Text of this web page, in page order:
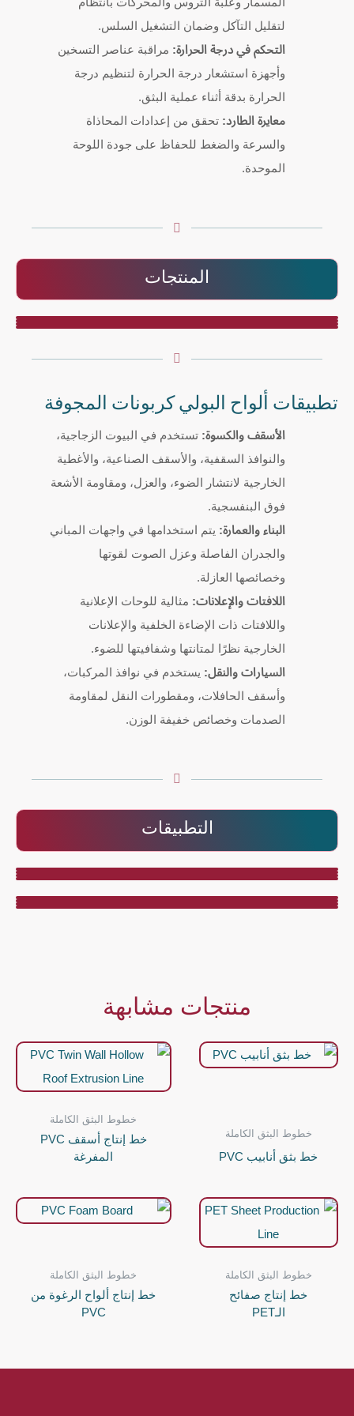
لتقليل التآكل وضمان التشغيل السلس.
التحكم في درجة الحرارة: مراقبة عناصر التسخين
وأجهزة استشعار درجة الحرارة لتنظيم درجة
الحرارة بدقة أثناء عملية البثق.
معايرة الطارد:تحقق من إعدادات المحاذاة
والسرعة والضغط للحفاظ على جودة اللوحة
الموحدة.
المنتجات
تطبيقات ألواح البولي كربونات المجوفة
الأسقف والكسوة:تستخدم في البيوت الزجاجية،
والنوافذ السقفية، والأسقف الصناعية، والأغطية
الخارجية لانتشار الضوء، والعزل، ومقاومة الأشعة
فوق البنفسجية.
البناء والعمارة: يتم استخدامها في واجهات المباني
والجدران الفاصلة وعزل الصوت لقوتها
وخصائصها العازلة.
اللافتات والإعلانات: مثالية للوحات الإعلانية
واللافتات ذات الإضاءة الخلفية والإعلانات
الخارجية نظرًا لمتانتها وشفافيتها للضوء.
السيارات والنقل: يستخدم في نوافذ المركبات،
وأسقف الحافلات، ومقطورات النقل لمقاومة
الصدمات وخصائص خفيفة الوزن.
التطبيقات
منتجات مشابهة
خطوط البثق الكاملة
خط بثق أنابيب PVC
خطوط البثق الكاملة
خط إنتاج أسقف PVC
المفرغة
خطوط البثق الكاملة
خط إنتاج صفائح
الـPET
خطوط البثق الكاملة
خط إنتاج ألواح الرغوة من
PVC